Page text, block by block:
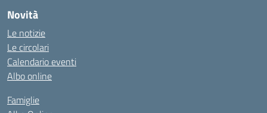
Novità
Le notizie
Le circolari
Calendario eventi
Albo online
Famiglie